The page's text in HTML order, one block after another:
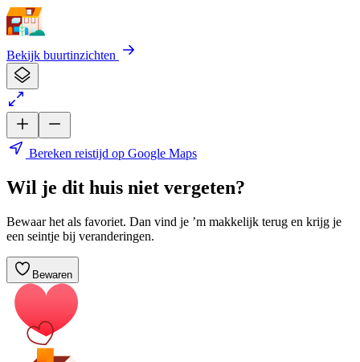
Bekijk buurtinzichten
Bereken reistijd op Google Maps
Wil je dit huis niet vergeten?
Bewaar het als favoriet. Dan vind je ’m makkelijk terug en krijg je
een seintje bij veranderingen.
Bewaren